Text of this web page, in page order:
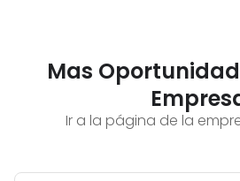
Mas
Ir a la página de la